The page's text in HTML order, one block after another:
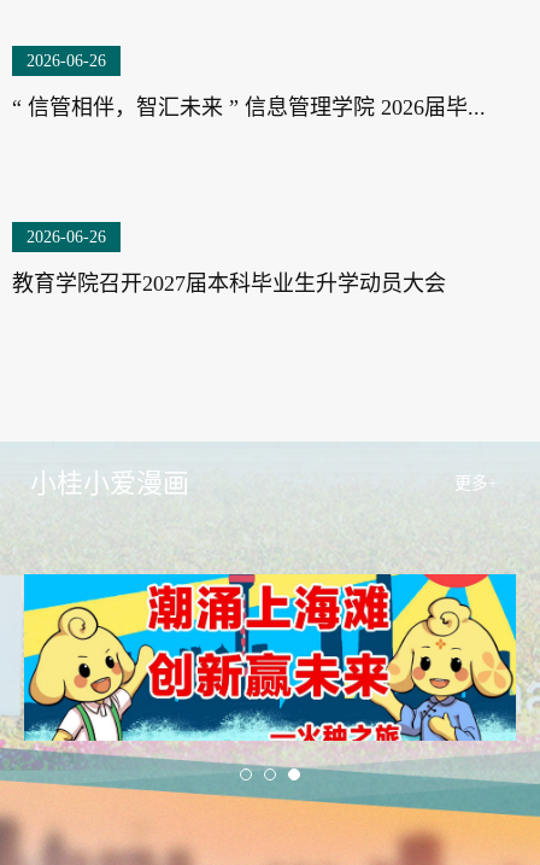
2026-06-26
“ 信管相伴，智汇未来 ” 信息管理学院 2026届毕...
2026-06-26
教育学院召开2027届本科毕业生升学动员大会
小桂小爱漫画 更多+